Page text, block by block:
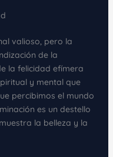
valioso, pero la
de la
la felicidad efímera
y mental que
percibimos el mundo
es un destello
la belleza y la